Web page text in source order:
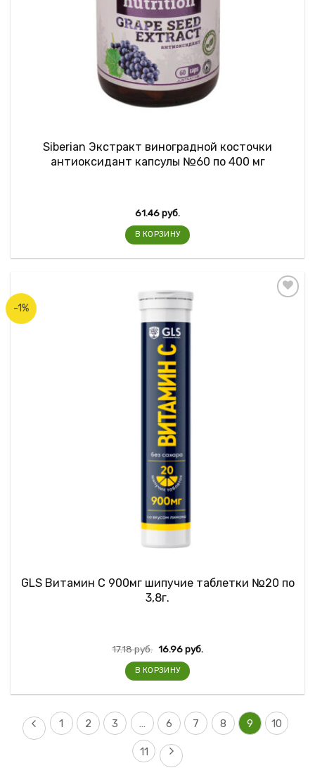
Siberian Экстракт виноградной косточки
антиоксидант капсулы №60 по 400 мг
61.46руб.
В КОРЗИНУ
-1%
GLS Витамин С 900мг шипучие таблетки №20 по
3,8г.
17.18руб. 16.96руб.
В КОРЗИНУ
1 2 3 … 6 7 8 9 10
11